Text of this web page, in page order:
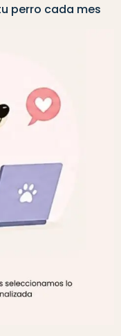
perro cada mes